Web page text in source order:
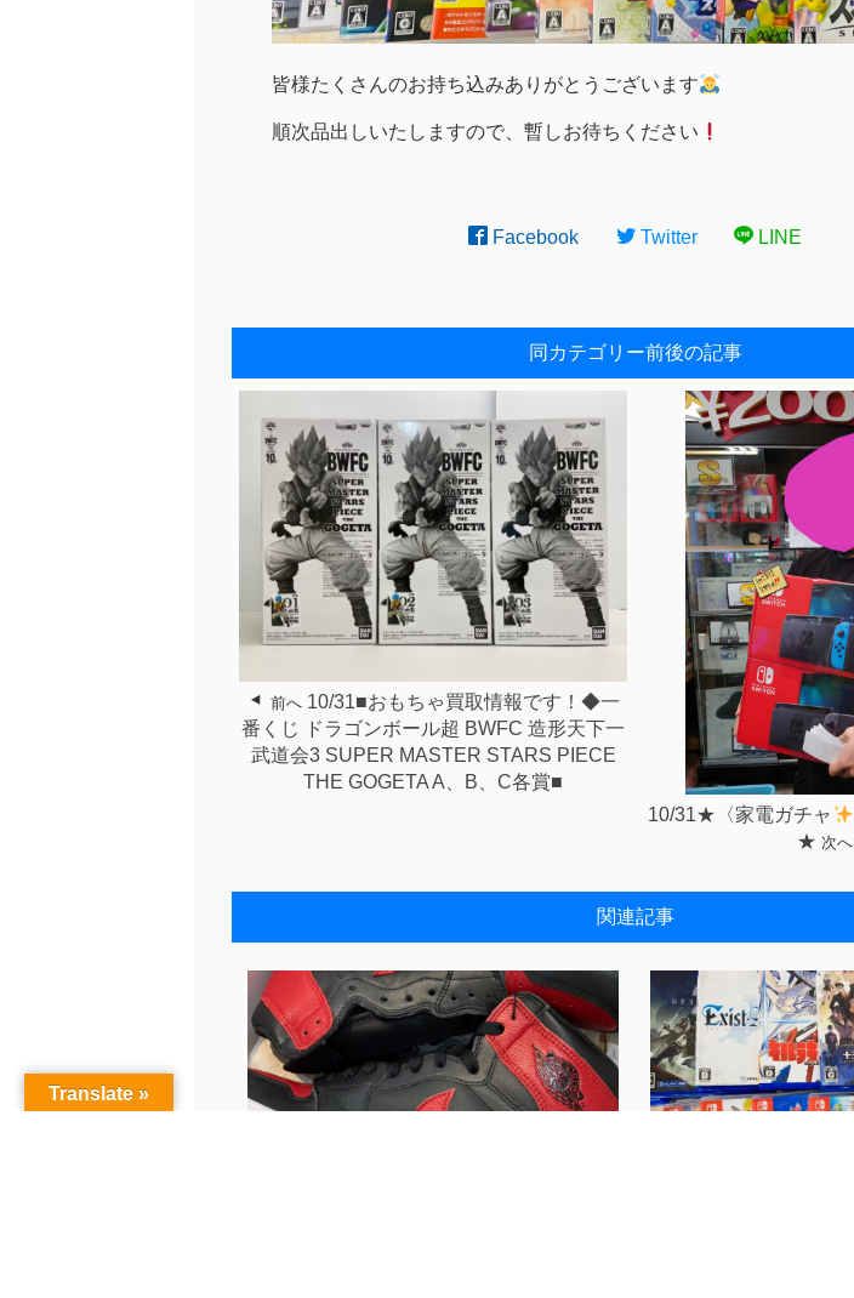
皆様たくさんのお持ち込みありがとうございます
順次品出しいたしますので、暫しお待ちください
Facebook Twitter LINE
同カテゴリー前後の記事
前へ 10/31■おもちゃ買取情報です！◆一
番くじ ドラゴンボール超 BWFC 造形天下一
武道会3 SUPER MASTER STARS PIECE
THE GOGETA A、B、C各賞■
10/31★〈家電ガチャ
★ 次へ
関連記事
Translate »